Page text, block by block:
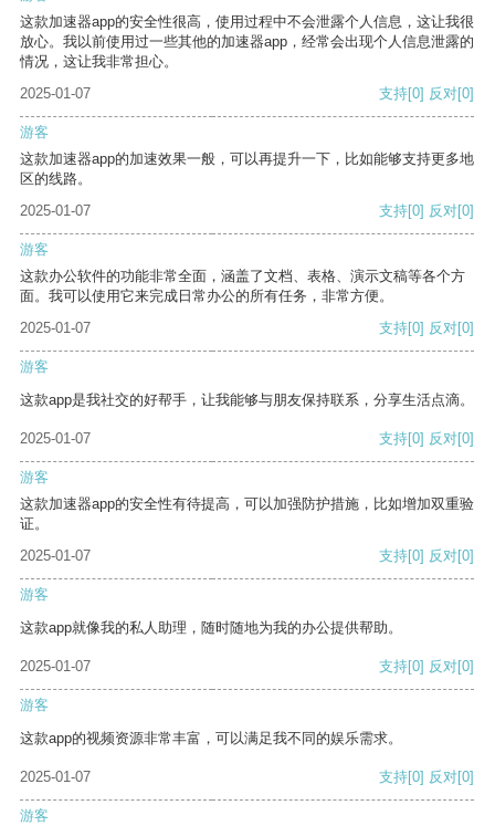
这款加速器app的安全性很高，使用过程中不会泄露个人信息，这让我很
放心。我以前使用过一些其他的加速器app，经常会出现个人信息泄露的
情况，这让我非常担心。
2025-01-07
支持[0] 反对[0]
游客
这款加速器app的加速效果一般，可以再提升一下，比如能够支持更多地
区的线路。
2025-01-07
支持[0] 反对[0]
游客
这款办公软件的功能非常全面，涵盖了文档、表格、演示文稿等各个方
面。我可以使用它来完成日常办公的所有任务，非常方便。
2025-01-07
支持[0] 反对[0]
游客
这款app是我社交的好帮手，让我能够与朋友保持联系，分享生活点滴。
2025-01-07 支持[0] 反对[0]
游客
这款加速器app的安全性有待提高，可以加强防护措施，比如增加双重验
证。
2025-01-07
支持[0] 反对[0]
游客
这款app就像我的私人助理，随时随地为我的办公提供帮助。
2025-01-07 支持[0] 反对[0]
游客
这款app的视频资源非常丰富，可以满足我不同的娱乐需求。
2025-01-07 支持[0] 反对[0]
游客